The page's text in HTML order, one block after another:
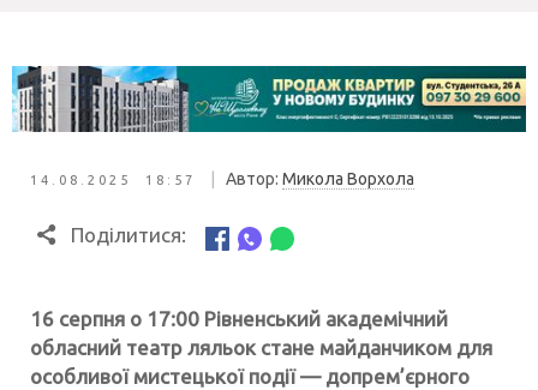
14.08.2025 18:57 Автор: Микола Ворхола
Поділитися:
16 серпня о 17:00 Рівненський академічний
обласний театр ляльок стане майданчиком для
особливої мистецької події — допрем’єрного